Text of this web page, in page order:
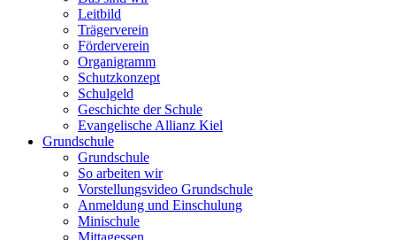
Leitbild
Trägerverein
Förderverein
Organigramm
Schutzkonzept
Schulgeld
Geschichte der Schule
Evangelische Allianz Kiel
Grundschule
Grundschule
So arbeiten wir
Vorstellungsvideo Grundschule
Anmeldung und Einschulung
Minischule
Mittagessen